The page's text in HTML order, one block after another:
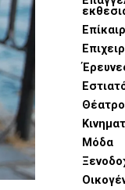
Θέατρο
Μόδα